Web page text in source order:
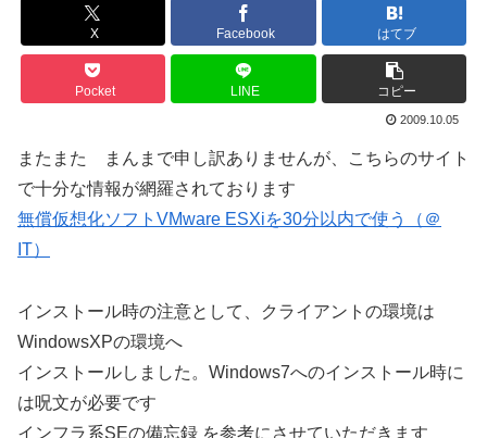
X Facebook はてブ
Pocket LINE コピー
2009.10.05
またまた まんまで申し訳ありませんが、こちらのサイト
で十分な情報が網羅されております
無償仮想化ソフトVMware ESXiを30分以内で使う（＠
IT）
インストール時の注意として、クライアントの環境は
WindowsXPの環境へ
インストールしました。Windows7へのインストール時に
は呪文が必要です
インフラ系SEの備忘録 を参考にさせていただきます